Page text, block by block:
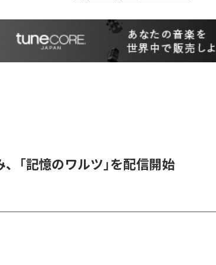
「記憶のワルツ」を配信開始